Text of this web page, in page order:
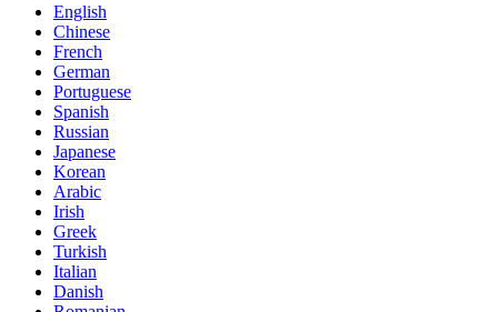
English
Chinese
French
German
Portuguese
Spanish
Russian
Japanese
Korean
Arabic
Irish
Greek
Turkish
Italian
Danish